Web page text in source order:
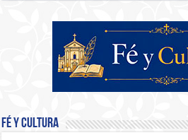
Fé y Cultura